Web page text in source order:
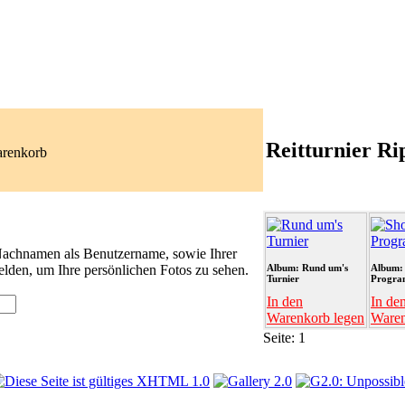
als Benutzername, sowie Ihrer
um Ihre persönlichen Fotos zu sehen.
Reitturnier
Album: Rund um's
Turnier
In den
Warenkorb legen
Album:
In
Seite: 1